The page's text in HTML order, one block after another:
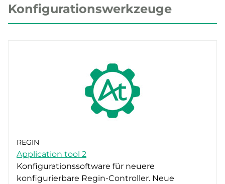
Konfigurationswerkzeuge
REGIN
Application tool 2
Konfigurationssoftware für neuere
konfigurierbare Regin-Controller. Neue